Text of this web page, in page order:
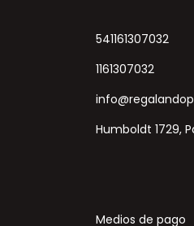
541161307032
1161307032
Humboldt 1729,
Medios de pago